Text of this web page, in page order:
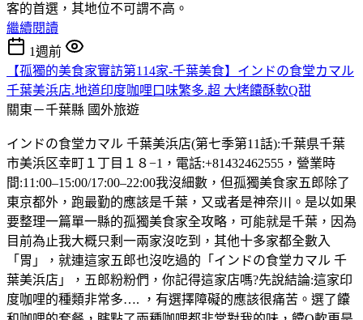
客的首選，其地位不可謂不高。
繼續閱讀
1週前
【孤獨的美食家實訪第114家-千葉美食】インドの食堂カマル
千葉美浜店.地道印度咖哩口味繁多.超 大烤饢酥軟Q甜
關東－千葉縣 國外旅遊
インドの食堂カマル 千葉美浜店(第七季第11話):千葉県千葉
市美浜区幸町１丁目１８−1，電話:+81432462555，營業時
間:11:00–15:00/17:00–22:00我沒細數，但孤獨美食家五郎除了
東京都外，跑最勤的應該是千葉，又或者是神奈川。是以如果
要整理一篇單一縣的孤獨美食家全攻略，可能就是千葉，因為
目前為止我大概只剩一兩家沒吃到，其他十多家都全數入
「胃」，就連這家五郎也沒吃過的「インドの食堂カマル 千
葉美浜店」，五郎粉粉們，你記得這家店嗎?先說結論:這家印
度咖哩的種類非常多…. ，有選擇障礙的應該很痛苦。選了饢